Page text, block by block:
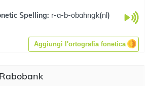
Spelling: r-a-b-obahngk(nl)
Aggiungi l'ortografia fonetica